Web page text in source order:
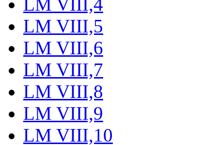
LM VIII,5
LM VIII,6
LM VIII,7
LM VIII,8
LM VIII,9
LM VIII,10